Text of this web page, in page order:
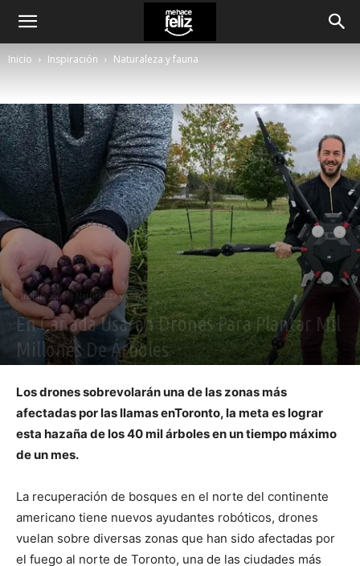
Inicio Inspiración Naturaleza y fauna
Inspiración Naturaleza y fauna
En Canadá Usarán Drones Para Plantar Mil
Millones De Árboles
Los drones sobrevolarán una de las zonas más
afectadas por las llamas enToronto, la meta es lograr
esta hazaña de los 40 mil árboles en un tiempo máximo
de un mes.
La recuperación de bosques en el norte del continente
americano tiene nuevos ayudantes robóticos, drones
vuelan sobre diversas zonas que han sido afectadas por
el fuego al norte de Toronto, una de las ciudades más